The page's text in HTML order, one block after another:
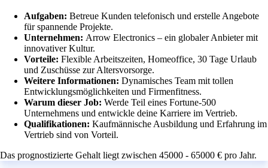
Aufgaben: Betreue Kunden telefonisch und erstelle Angebote
für spannende Projekte.
Unternehmen: Arrow Electronics – ein globaler Anbieter mit
innovativer Kultur.
Vorteile: Flexible Arbeitszeiten, Homeoffice, 30 Tage Urlaub
und Zuschüsse zur Altersvorsorge.
Weitere Informationen: Dynamisches Team mit tollen
Entwicklungsmöglichkeiten und Firmenfitness.
Warum dieser Job: Werde Teil eines Fortune-500
Unternehmens und entwickle deine Karriere im Vertrieb.
Qualifikationen: Kaufmännische Ausbildung und Erfahrung im
Vertrieb sind von Vorteil.
Das prognostizierte Gehalt liegt zwischen 45000 - 65000 € pro Jahr.